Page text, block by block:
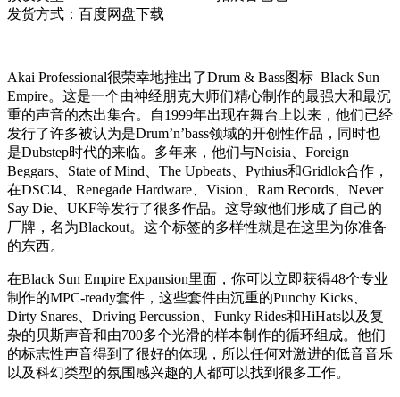
发货方式：百度网盘下载
Akai Professional很荣幸地推出了Drum & Bass图标–Black Sun
Empire。这是一个由神经朋克大师们精心制作的最强大和最沉
重的声音的杰出集合。自1999年出现在舞台上以来，他们已经
发行了许多被认为是Drum’n’bass领域的开创性作品，同时也
是Dubstep时代的来临。多年来，他们与Noisia、Foreign
Beggars、State of Mind、The Upbeats、Pythius和Gridlok合作，
在DSCI4、Renegade Hardware、Vision、Ram Records、Never
Say Die、UKF等发行了很多作品。这导致他们形成了自己的
厂牌，名为Blackout。这个标签的多样性就是在这里为你准备
的东西。
在Black Sun Empire Expansion里面，你可以立即获得48个专业
制作的MPC-ready套件，这些套件由沉重的Punchy Kicks、
Dirty Snares、Driving Percussion、Funky Rides和HiHats以及复
杂的贝斯声音和由700多个光滑的样本制作的循环组成。他们
的标志性声音得到了很好的体现，所以任何对激进的低音音乐
以及科幻类型的氛围感兴趣的人都可以找到很多工作。